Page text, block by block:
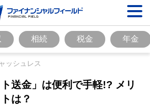
相続 税金 年金
ッシュレス
ト送金」は便利で手軽!? メリ
は？